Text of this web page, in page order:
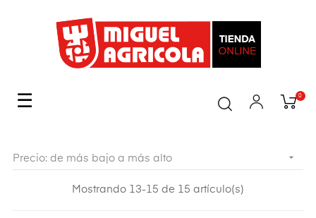
Navegación
☰ 0
Precio: de más bajo a más alto 
Mostrando 13-15 de 15 artículo(s)